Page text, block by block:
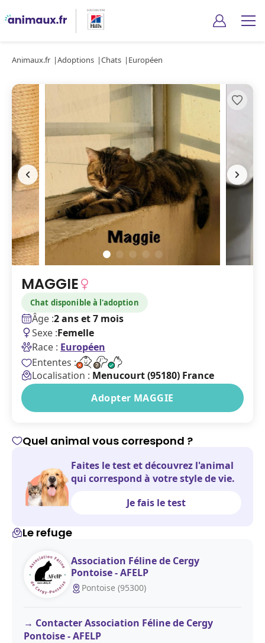
Animaux.fr Adoptions Chats Européen
MAGGIE
Chat disponible à l'adoption
Âge :2 ans et 7 mois
Sexe :Femelle
Race : Européen
Ententes :
Localisation : Menucourt (95180) France
Adopter MAGGIE
Quel animal vous correspond ?
Faites le test et découvrez l'animal
qui correspond à votre style de vie.
Je fais le test
Le refuge
Association Féline de Cergy
Pontoise - AFELP
Pontoise (95300)
Contacter Association Féline de Cergy
Pontoise - AFELP